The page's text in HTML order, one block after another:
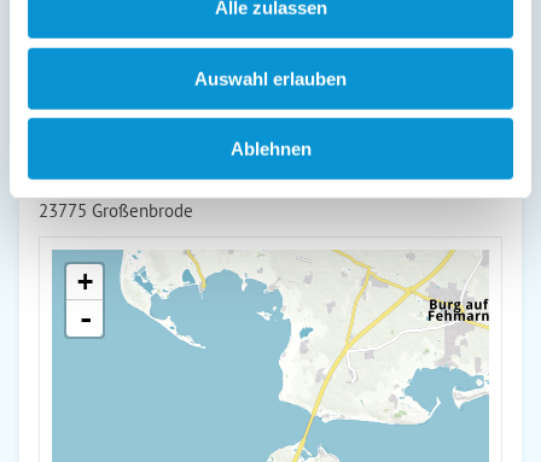
Alle zulassen
Auswahl erlauben
Ablehnen
Lage & Adresse des Objektes
Ostseeresidenz 6 - Großenbrode
Südstrand 58
23775 Großenbrode
+
-